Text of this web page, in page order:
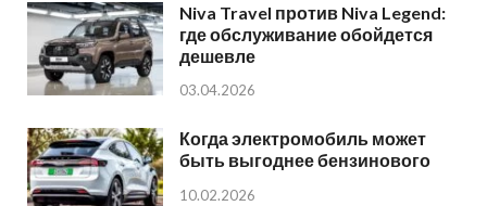
Niva Travel против Niva Legend:
где обслуживание обойдется
дешевле
03.04.2026
Когда электромобиль может
быть выгоднее бензинового
10.02.2026